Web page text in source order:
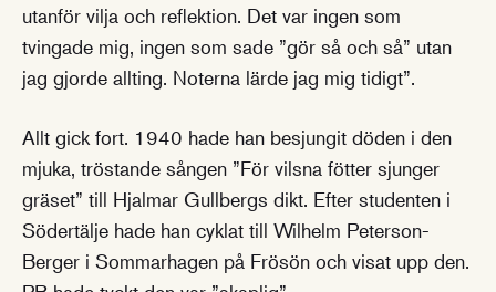
utanför vilja och reflektion. Det var ingen som
tvingade mig, ingen som sade ”gör så och så” utan
jag gjorde allting. Noterna lärde jag mig tidigt”.
Allt gick fort. 1940 hade han besjungit döden i den
mjuka, tröstande sången ”För vilsna fötter sjunger
gräset” till Hjalmar Gullbergs dikt. Efter studenten i
Södertälje hade han cyklat till Wilhelm Peterson-
Berger i Sommarhagen på Frösön och visat upp den.